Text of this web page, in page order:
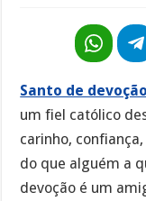
Santo de devoção
um fiel católico
carinho,
do que alguém a
devoção é um